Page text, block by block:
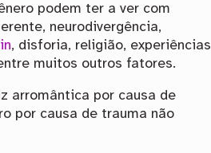
podem ter a ver com
neurodivergência,
, disforia, religião, experiências
muitos outros fatores.
arromântica por causa de
por causa de trauma não